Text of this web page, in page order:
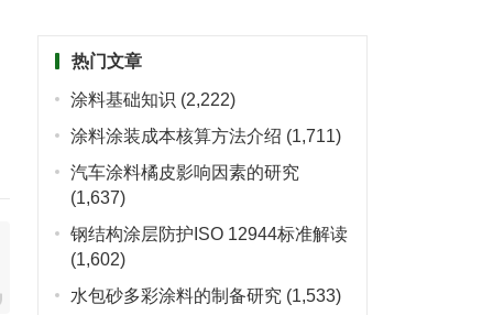
热门文章
涂料基础知识 (2,222)
涂料涂装成本核算方法介绍 (1,711)
汽车涂料橘皮影响因素的研究
(1,637)
钢结构涂层防护ISO 12944标准解读
(1,602)
水包砂多彩涂料的制备研究 (1,533)